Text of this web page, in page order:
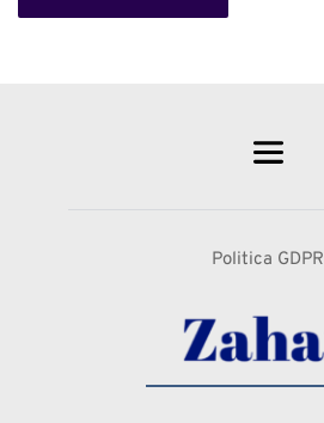
Politica GDPR